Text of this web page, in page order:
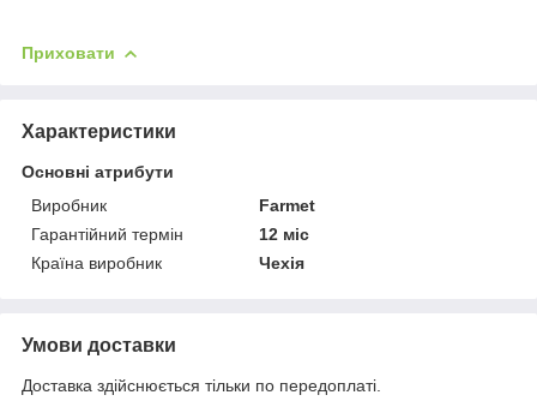
Приховати
Характеристики
Основні атрибути
Виробник
Farmet
Гарантійний термін
12 міс
Країна виробник
Чехія
Умови доставки
Доставка здійснюється тільки по передоплаті.